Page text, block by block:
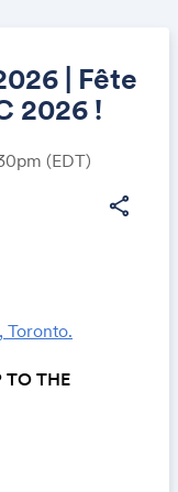
| Fête
2026 !
(EDT)
share
Toronto.
TO THE
wonderful